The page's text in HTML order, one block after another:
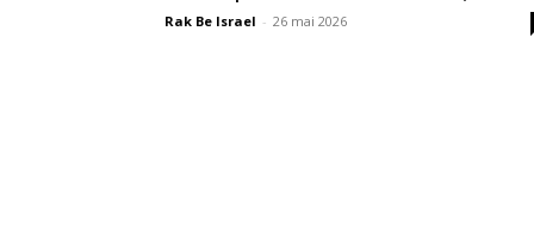
Rak Be Israel - 26 mai 2026